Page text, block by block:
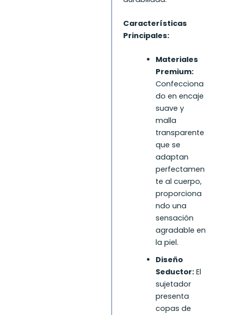
Características
Principales:
Materiales
Premium:
Confecciona
do en encaje
suave y
malla
transparente
que se
adaptan
perfectamen
te al cuerpo,
proporciona
ndo una
sensación
agradable en
la piel.
Diseño
Seductor:El
sujetador
presenta
copas de